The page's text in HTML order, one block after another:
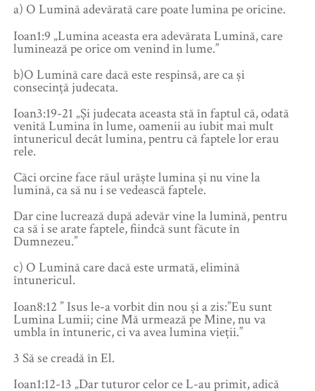
a) O Lumină adevărată care poate lumina pe oricine.
Ioan1:9 „Lumina aceasta era adevărata Lumină, care
luminează pe orice om venind în lume.”
b)O Lumină care dacă este respinsă, are ca și
consecință judecata.
Ioan3:19-21 „Și judecata aceasta stă în faptul că, odată
venită Lumina în lume, oamenii au iubit mai mult
întunericul decât lumina, pentru că faptele lor erau
rele.
Căci orcine face răul urăște lumina și nu vine la
lumină, ca să nu i se vedească faptele.
Dar cine lucrează după adevăr vine la lumină, pentru
ca să i se arate faptele, fiindcă sunt făcute în
Dumnezeu.”
c) O Lumină care dacă este urmată, elimină
întunericul.
Ioan8:12 ” Isus le-a vorbit din nou și a zis:”Eu sunt
Lumina Lumii; cine Mă urmează pe Mine, nu va
umbla în întuneric, ci va avea lumina vieții.”
3 Să se creadă în El.
Ioan1:12-13 „Dar tuturor celor ce L-au primit, adică